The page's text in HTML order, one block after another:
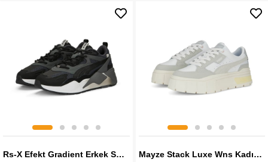
Rs-X Efekt Gradient Erkek Sneaker Mayze Stack Luxe Wns Kadın Sneaker